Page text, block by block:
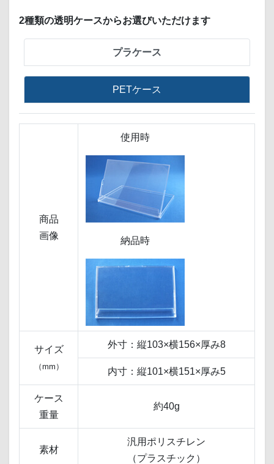
2種類の透明ケースからお選びいただけます
プラケース
PETケース
商品
画像
使用時
納品時
サイズ
（mm）
外寸：縦103×横156×厚み8
内寸：縦101×横151×厚み5
ケース
重量
約40g
素材
汎用ポリスチレン
（プラスチック）